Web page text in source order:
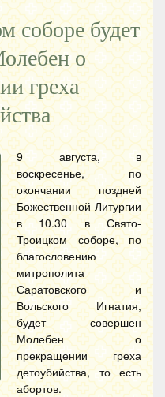
соборе будет
о
греха
9 августа, в
воскресенье, по
окончании поздней
Божественной Литургии
в 10.30 в Свято-
Троицком соборе, по
благословению
митрополита
Саратовского и
Вольского Игнатия,
будет совершен
Молебен о
прекращении греха
детоубийства, то есть
абортов.